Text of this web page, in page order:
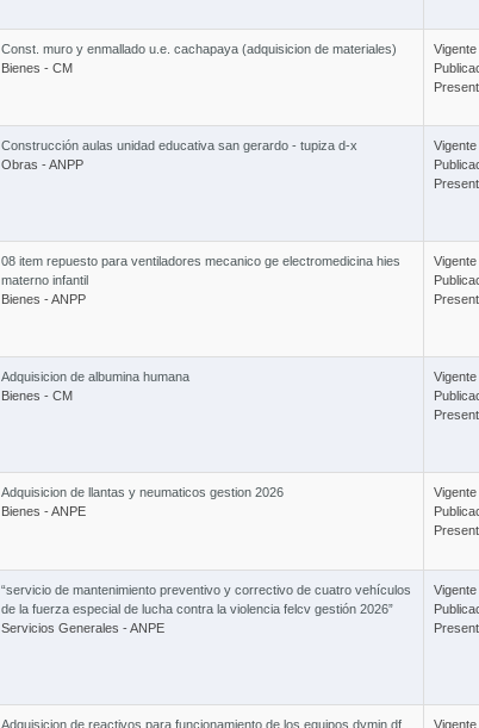
Curso Ley
3
Combo T - 5 x 1
Curso Ley
Curso
Combo B
Const. muro y enmallado u.e. cachapaya (adquisicion de materiales)
Bienes - CM
Vigente
Construcción aulas unidad educativa san gerardo - tupiza d-x
Obras - ANPP
Vigente
08 item repuesto para ventiladores mecanico ge electromedicina hies
materno infantil
Bienes - ANPP
Vigente
Adquisicion de albumina humana
Bienes - CM
Vigente
Adquisicion de llantas y neumaticos gestion 2026
Bienes - ANPE
Vigente
“servicio de mantenimiento preventivo y correctivo de cuatro vehículos
de la fuerza especial de lucha contra la violencia felcv gestión 2026”
Servicios Generales - ANPE
Vigente
Adquisicion de reactivos para funcionamiento de los equipos dymin df Vigente